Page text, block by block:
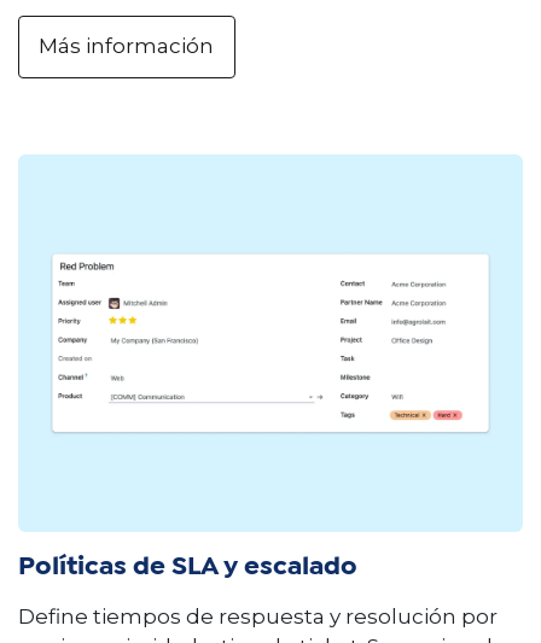
Más información
Políticas de SLA y escalado
Define tiempos de respuesta y resolución por